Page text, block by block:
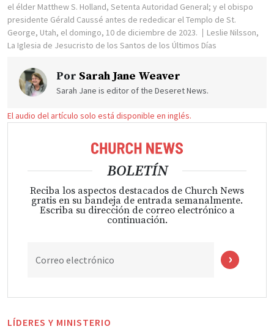
el élder Matthew S. Holland, Setenta Autoridad General; y el obispo
presidente Gérald Caussé antes de rededicar el Templo de St.
George, Utah, el domingo, 10 de diciembre de 2023.
Leslie Nilsson,
La Iglesia de Jesucristo de los Santos de los Últimos Días
Por Sarah Jane Weaver
Sarah Jane is editor of the Deseret News.
El audio del artículo solo está disponible en inglés.
BOLETÍN
Reciba los aspectos destacados de Church News
gratis en su bandeja de entrada semanalmente.
Escriba su dirección de correo electrónico a
continuación.
Correo electrónico
LÍDERES Y MINISTERIO